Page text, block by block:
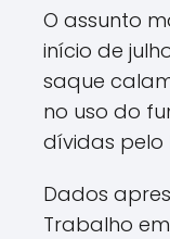
O assunto
início de
saque
no uso do
dívidas pelo
Dados
Trabalho